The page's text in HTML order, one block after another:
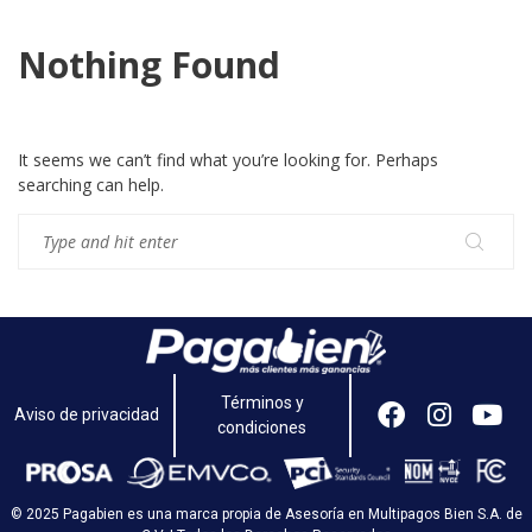
Nothing Found
It seems we can’t find what you’re looking for. Perhaps
searching can help.
Aviso de privacidad
Términos y
condiciones
© 2025 Pagabien es una marca propia de Asesoría en Multipagos Bien S.A. de